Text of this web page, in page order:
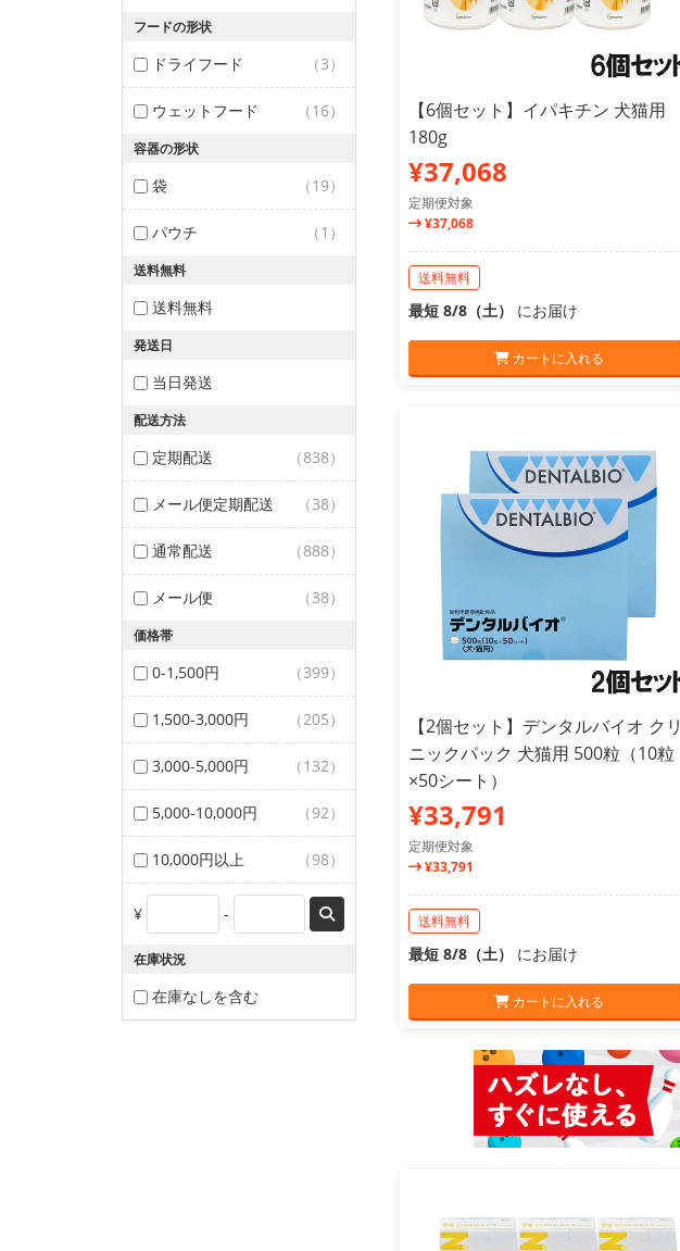
フードの形状
ドライフード （3）
ウェットフード （16）
容器の形状
袋 （19）
パウチ （1）
送料無料
送料無料
発送日
当日発送
配送方法
定期配送 （838）
メール便定期配送 （38）
通常配送 （888）
メール便 （38）
価格帯
0-1,500円 （399）
1,500-3,000円 （205）
3,000-5,000円 （132）
5,000-10,000円 （92）
10,000円以上 （98）
¥ -
在庫状況
在庫なしを含む
【6個セット】イパキチン 犬猫用
180g
¥37,068
定期便対象
¥37,068
送料無料
最短 8/8（土） にお届け
カートに入れる
【2個セット】デンタルバイオ クリ
ニックパック 犬猫用 500粒（10粒
×50シート）
¥33,791
定期便対象
¥33,791
送料無料
最短 8/8（土） にお届け
カートに入れる